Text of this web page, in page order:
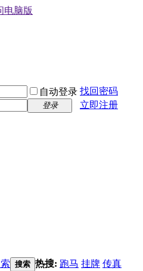
电脑版
自动登录 找回密码
登录
立即注册
搜索 热搜: 跑马 挂牌 传真